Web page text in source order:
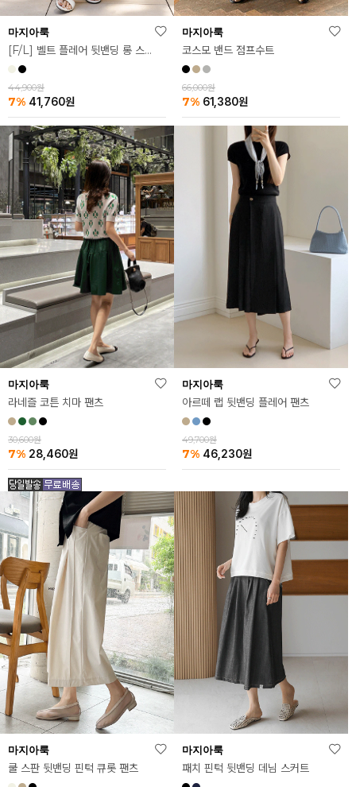
마지아룩
[F/L] 벨트 플레어 뒷밴딩 롱 스커트
44,900원
7% 41,760원
마지아룩
코스모 밴드 점프수트
66,000원
7% 61,380원
마지아룩
라네즐 코튼 치마 팬츠
30,600원
7% 28,460원
마지아룩
아르떼 랩 뒷밴딩 플레어 팬츠
49,700원
7% 46,230원
마지아룩
쿨 스판 뒷밴딩 핀턱 큐롯 팬츠
마지아룩
패치 핀턱 뒷밴딩 데님 스커트